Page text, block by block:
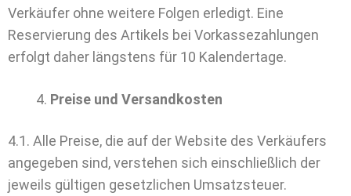
Verkäufer ohne weitere Folgen erledigt. Eine
Reservierung des Artikels bei Vorkassezahlungen
erfolgt daher längstens für 10 Kalendertage.
Preise und Versandkosten
4.1. Alle Preise, die auf der Website des Verkäufers
angegeben sind, verstehen sich einschließlich der
jeweils gültigen gesetzlichen Umsatzsteuer.